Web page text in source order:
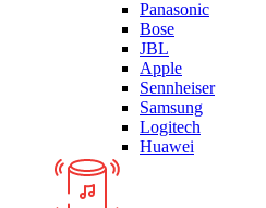
Panasonic
Bose
JBL
Apple
Sennheiser
Samsung
Logitech
Huawei